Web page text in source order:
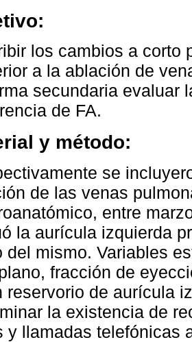
los cambios a corto
a la ablación de
secundaria evaluar
de FA.
y método:
se
de las venas
entre
la aurícula izquierda
del mismo. Variables
fracción de
reservorio de aurícula
la existencia de
y llamadas telefónicas